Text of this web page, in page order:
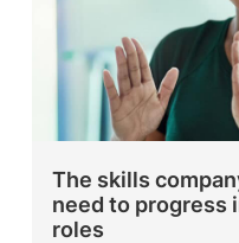
The skills
need to progress
roles